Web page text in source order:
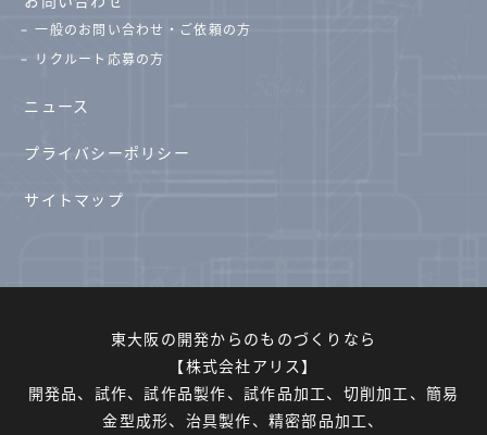
一般のお問い合わせ・ご依頼の方
リクルート応募の方
ニュース
プライバシーポリシー
サイトマップ
東大阪の開発からのものづくりなら
【株式会社アリス】
開発品、試作、試作品製作、試作品加工、切削加工、簡易
金型成形、治具製作、精密部品加工、